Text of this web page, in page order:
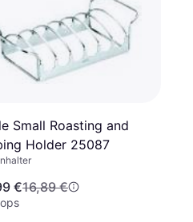
Small Roasting and
Holder 25087
€16,89 €